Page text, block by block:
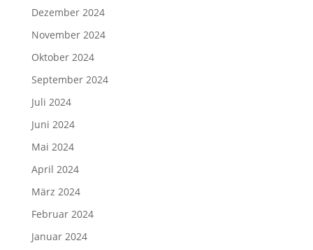
Dezember 2024
November 2024
Oktober 2024
September 2024
Juli 2024
Juni 2024
Mai 2024
April 2024
März 2024
Februar 2024
Januar 2024